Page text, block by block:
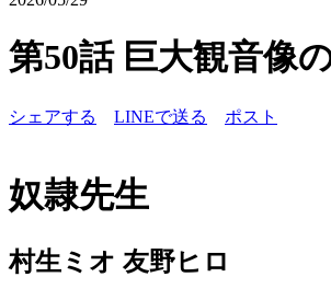
第50話 巨大観音像
シェアする LINEで送る ポスト
奴隷先生
村生ミオ 友野ヒロ